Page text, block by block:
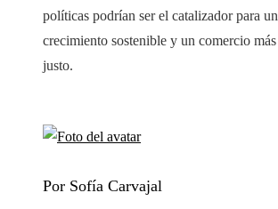
políticas podrían ser el catalizador para un
crecimiento sostenible y un comercio más
justo.
Por Sofía Carvajal